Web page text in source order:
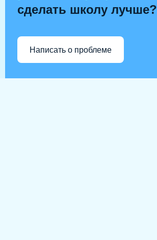
сделать школу лучше?
Написать о проблеме